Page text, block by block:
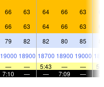
66 63 64 66 63
66 63 64 66 63
79 82 82 80 85
19000 18900 18700 18900 19000
— — 5:43 — —
7:10 — — 7:09 —